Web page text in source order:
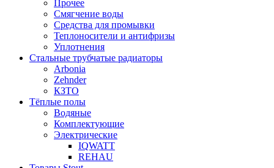
Прочее
Смягчение воды
Средства для промывки
Теплоносители и антифризы
Уплотнения
Стальные трубчатые радиаторы
Arbonia
Zehnder
КЗТО
Тёплые полы
Водяные
Комплектующие
Электрические
IQWATT
REHAU